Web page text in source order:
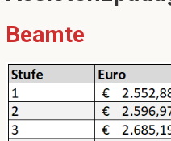
Beamte